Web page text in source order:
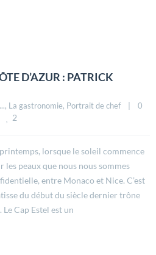
D’AZUR : PATRICK
, La gastronomie, Portrait de chef
0
2
lorsque le soleil commence
peaux que nous nous sommes
entre Monaco et Nice. C’est
du début du siècle dernier trône
Cap Estel est un